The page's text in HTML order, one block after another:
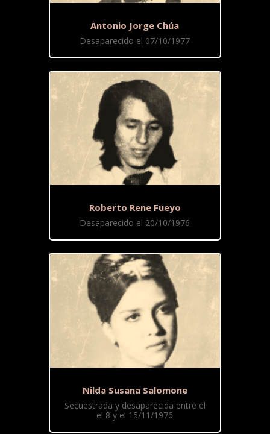
Antonio Jorge Chúa
Desaparecido el 07/10/1977
Roberto Rene Fueyo
Desaparecido el 20/10/1976
Nilda Susana Salomone
Secuestrada y desaparecida entre el
el 8 y el 15/11/1976